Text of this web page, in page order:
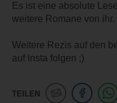
Es ist eine absolute
weitere Romane von ihr.
Weitere Rezis auf den
auf Insta folgen ;)
TEILEN